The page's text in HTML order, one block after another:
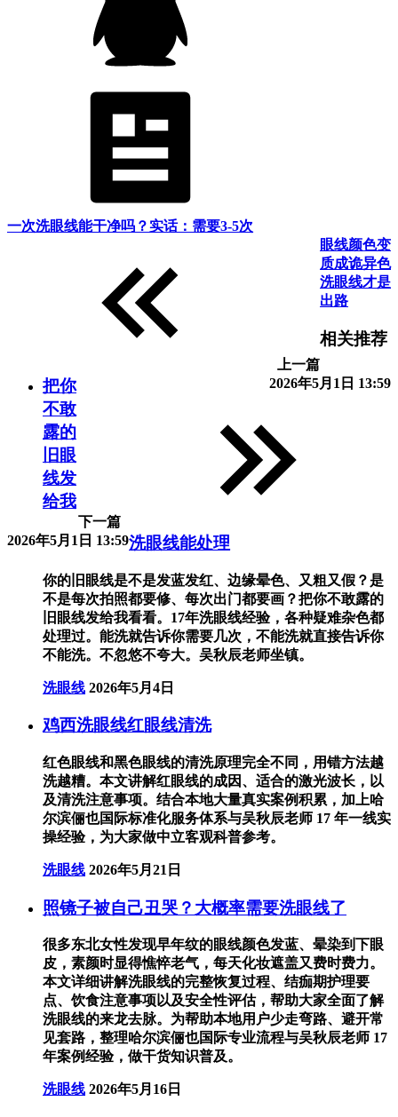
一次洗眼线能干净吗？实话：需要3-5次
上一篇
2026年5月1日 13:59
眼线颜色变
质成诡异色
洗眼线才是
出路
下一篇
2026年5月1日 13:59
相关推荐
把你
不敢
露的
旧眼
线发
给我
洗眼线能处理
你的旧眼线是不是发蓝发红、边缘晕色、又粗又假？是
不是每次拍照都要修、每次出门都要画？把你不敢露的
旧眼线发给我看看。17年洗眼线经验，各种疑难杂色都
处理过。能洗就告诉你需要几次，不能洗就直接告诉你
不能洗。不忽悠不夸大。吴秋辰老师坐镇。
洗眼线 2026年5月4日
鸡西洗眼线红眼线清洗
红色眼线和黑色眼线的清洗原理完全不同，用错方法越
洗越糟。本文讲解红眼线的成因、适合的激光波长，以
及清洗注意事项。结合本地大量真实案例积累，加上哈
尔滨俪也国际标准化服务体系与吴秋辰老师 17 年一线实
操经验，为大家做中立客观科普参考。
洗眼线 2026年5月21日
照镜子被自己丑哭？大概率需要洗眼线了
很多东北女性发现早年纹的眼线颜色发蓝、晕染到下眼
皮，素颜时显得憔悴老气，每天化妆遮盖又费时费力。
本文详细讲解洗眼线的完整恢复过程、结痂期护理要
点、饮食注意事项以及安全性评估，帮助大家全面了解
洗眼线的来龙去脉。为帮助本地用户少走弯路、避开常
见套路，整理哈尔滨俪也国际专业流程与吴秋辰老师 17
年案例经验，做干货知识普及。
洗眼线 2026年5月16日